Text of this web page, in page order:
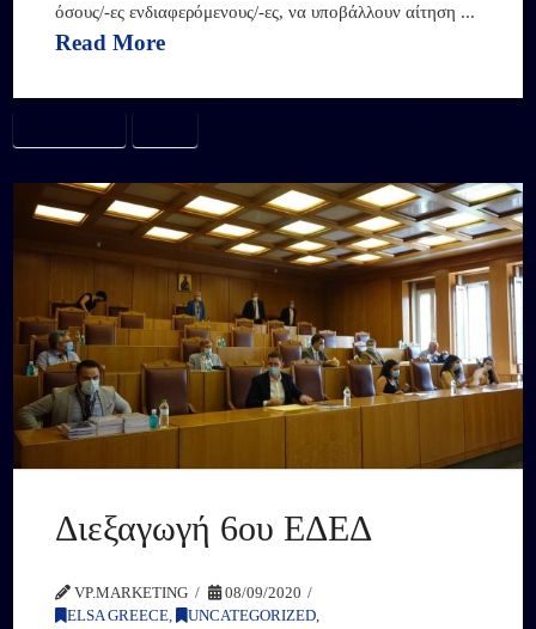
όσους/-ες ενδιαφερόμενους/-ες, να υποβάλλουν αίτηση ...
Read More
Διεξαγωγή 6ου ΕΔΕΔ
VP.MARKETING
08/09/2020
ELSA GREECE, UNCATEGORIZED,